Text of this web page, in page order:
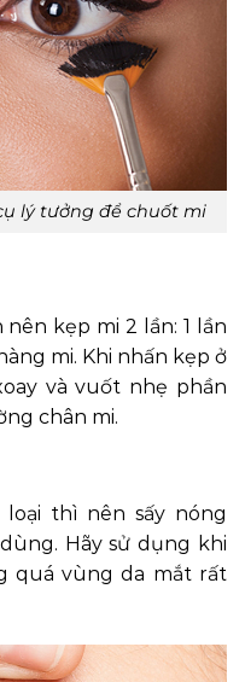
lý tưởng để chuốt mi
kẹp mi 2 lần: 1 lần
mi. Khi nhấn kẹp ở
và vuốt nhẹ phần
chân mi.
thì nên sấy nóng
Hãy sử dụng khi
quá vùng da mắt rất